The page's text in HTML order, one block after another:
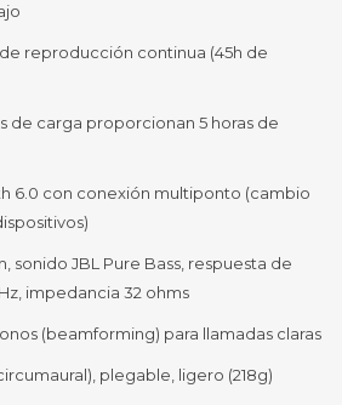
reproducción continua (45h de
de carga proporcionan 5 horas de
6.0 con conexión multiponto (cambio
sonido JBL Pure Bass, respuesta de
impedancia 32 ohms
(beamforming) para llamadas claras
plegable, ligero (218g)